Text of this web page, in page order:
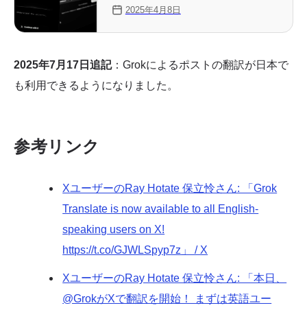
2025年4月8日
2025年7月17日追記：Grokによるポストの翻訳が日本で
も利用できるようになりました。
参考リンク
XユーザーのRay Hotate 保立怜さん: 「Grok
Translate is now available to all English-
speaking users on X!
https://t.co/GJWLSpyp7z」 / X
XユーザーのRay Hotate 保立怜さん: 「本日、
@GrokがXで翻訳を開始！ まずは英語ユー